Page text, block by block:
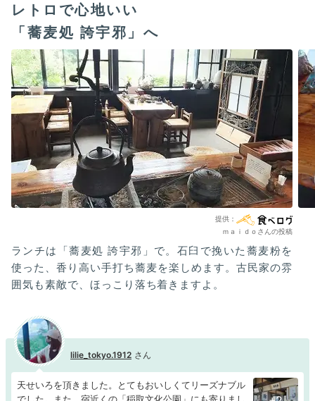
レトロで心地いい
「蕎麦処 誇宇邪」へ
ｍａｉｄｏさんの投稿
ランチは「蕎麦処 誇宇邪」で。石臼で挽いた蕎麦粉を
使った、香り高い手打ち蕎麦を楽しめます。古民家の雰
囲気も素敵で、ほっこり落ち着きますよ。
lilie_tokyo.1912
天せいろを頂きました。とてもおいしくてリーズナブル
でした。また、宿近くの「稲取文化公園」にも寄りまし